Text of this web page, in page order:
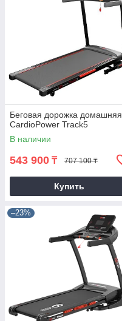
Беговая дорожка домашняя
CardioPower Track5
В наличии
543 900 ₸ 707 100 ₸
Купить
–23%